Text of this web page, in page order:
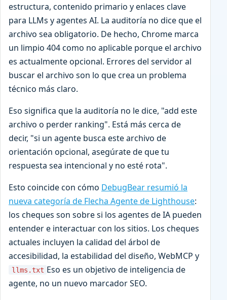
estructura, contenido primario y enlaces clave
para LLMs y agentes AI. La auditoría no dice que el
archivo sea obligatorio. De hecho, Chrome marca
un limpio 404 como no aplicable porque el archivo
es actualmente opcional. Errores del servidor al
buscar el archivo son lo que crea un problema
técnico más claro.
Eso significa que la auditoría no le dice, "add este
archivo o perder ranking". Está más cerca de
decir, "si un agente busca este archivo de
orientación opcional, asegúrate de que tu
respuesta sea intencional y no esté rota".
Esto coincide con cómo DebugBear resumió la
nueva categoría de Flecha Agente de Lighthouse:
los cheques son sobre si los agentes de IA pueden
entender e interactuar con los sitios. Los cheques
actuales incluyen la calidad del árbol de
accesibilidad, la estabilidad del diseño, WebMCP y
llms.txt Eso es un objetivo de inteligencia de
agente, no un nuevo marcador SEO.